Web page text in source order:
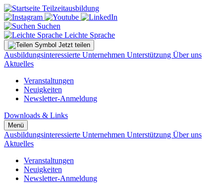
Suchen
Leichte Sprache
Jetzt teilen
Ausbildungsinteressierte Unternehmen Unterstützung Über uns
Aktuelles
Veranstaltungen
Neuigkeiten
Newsletter-Anmeldung
Downloads & Links
Menü
Ausbildungsinteressierte Unternehmen Unterstützung Über uns
Aktuelles
Veranstaltungen
Neuigkeiten
Newsletter-Anmeldung